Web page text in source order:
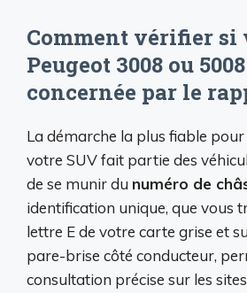
Comment vérifier si
Peugeot 3008 ou
concernée par le
La démarche la plus fiable pour
votre SUV fait partie des
de se munir du numéro de
identification unique, que vous
lettre E de votre carte grise et
pare-brise côté conducteur,
consultation précise sur les